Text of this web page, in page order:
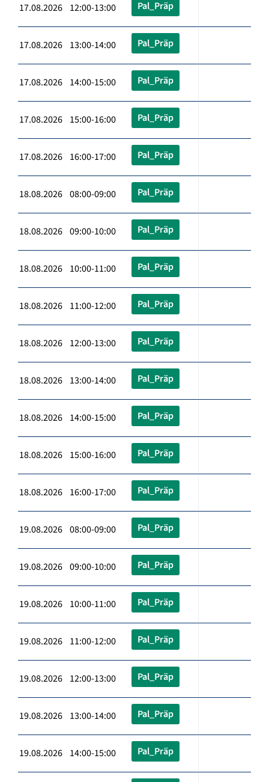
17.08.2026 12:00-13:00 Pal_Präp
17.08.2026 13:00-14:00 Pal_Präp
17.08.2026 14:00-15:00 Pal_Präp
17.08.2026 15:00-16:00 Pal_Präp
17.08.2026 16:00-17:00 Pal_Präp
18.08.2026 08:00-09:00 Pal_Präp
18.08.2026 09:00-10:00 Pal_Präp
18.08.2026 10:00-11:00 Pal_Präp
18.08.2026 11:00-12:00 Pal_Präp
18.08.2026 12:00-13:00 Pal_Präp
18.08.2026 13:00-14:00 Pal_Präp
18.08.2026 14:00-15:00 Pal_Präp
18.08.2026 15:00-16:00 Pal_Präp
18.08.2026 16:00-17:00 Pal_Präp
19.08.2026 08:00-09:00 Pal_Präp
19.08.2026 09:00-10:00 Pal_Präp
19.08.2026 10:00-11:00 Pal_Präp
19.08.2026 11:00-12:00 Pal_Präp
19.08.2026 12:00-13:00 Pal_Präp
19.08.2026 13:00-14:00 Pal_Präp
19.08.2026 14:00-15:00 Pal_Präp